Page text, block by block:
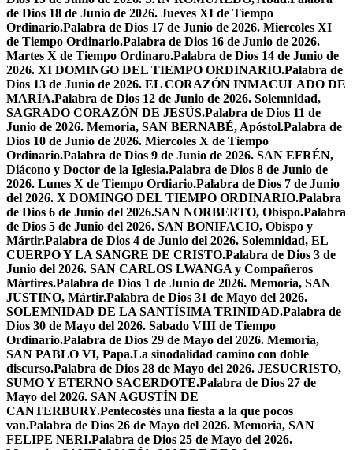
de Dios 18 de Junio de 2026. Jueves XI de Tiempo
Ordinario.Palabra de Dios 17 de Junio de 2026. Miercoles XI
de Tiempo Ordinario.Palabra de Dios 16 de Junio de 2026.
Martes X de Tiempo Ordinaro.Palabra de Dios 14 de Junio de
2026. XI DOMINGO DEL TIEMPO ORDINARIO.Palabra de
Dios 13 de Junio de 2026. EL CORAZÓN INMACULADO DE
MARÍA.Palabra de Dios 12 de Junio de 2026. Solemnidad,
SAGRADO CORAZÓN DE JESÚS.Palabra de Dios 11 de
Junio de 2026. Memoria, SAN BERNABÉ, Apóstol.Palabra de
Dios 10 de Junio de 2026. Miercoles X de Tiempo
Ordinario.Palabra de Dios 9 de Junio de 2026. SAN EFRÉN,
Diácono y Doctor de la Iglesia.Palabra de Dios 8 de Junio de
2026. Lunes X de Tiempo Ordiario.Palabra de Dios 7 de Junio
del 2026. X DOMINGO DEL TIEMPO ORDINARIO.Palabra
de Dios 6 de Junio del 2026.SAN NORBERTO, Obispo.Palabra
de Dios 5 de Junio del 2026. SAN BONIFACIO, Obispo y
Mártir.Palabra de Dios 4 de Junio del 2026. Solemnidad, EL
CUERPO Y LA SANGRE DE CRISTO.Palabra de Dios 3 de
Junio del 2026. SAN CARLOS LWANGA y Compañeros
Mártires.Palabra de Dios 1 de Junio de 2026. Memoria, SAN
JUSTINO, Mártir.Palabra de Dios 31 de Mayo del 2026.
SOLEMNIDAD DE LA SANTÍSIMA TRINIDAD.Palabra de
Dios 30 de Mayo del 2026. Sabado VIII de Tiempo
Ordinario.Palabra de Dios 29 de Mayo del 2026. Memoria,
SAN PABLO VI, Papa.La sinodalidad camino con doble
discurso.Palabra de Dios 28 de Mayo del 2026. JESUCRISTO,
SUMO Y ETERNO SACERDOTE.Palabra de Dios 27 de
Mayo del 2026. SAN AGUSTÍN DE
CANTERBURY.Pentecostés una fiesta a la que pocos
van.Palabra de Dios 26 de Mayo del 2026. Memoria, SAN
FELIPE NERI.Palabra de Dios 25 de Mayo del 2026.